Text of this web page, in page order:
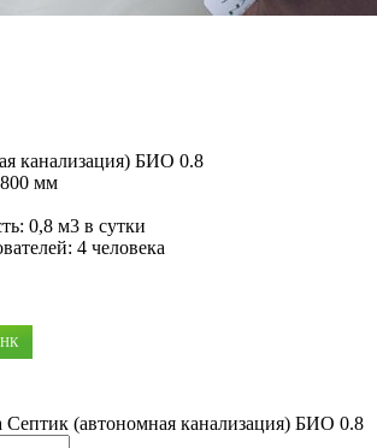
канализация) БИО 0.8
мм
0,8 м3 в сутки
4 человека
Септик (автономная канализация) БИО 0.8